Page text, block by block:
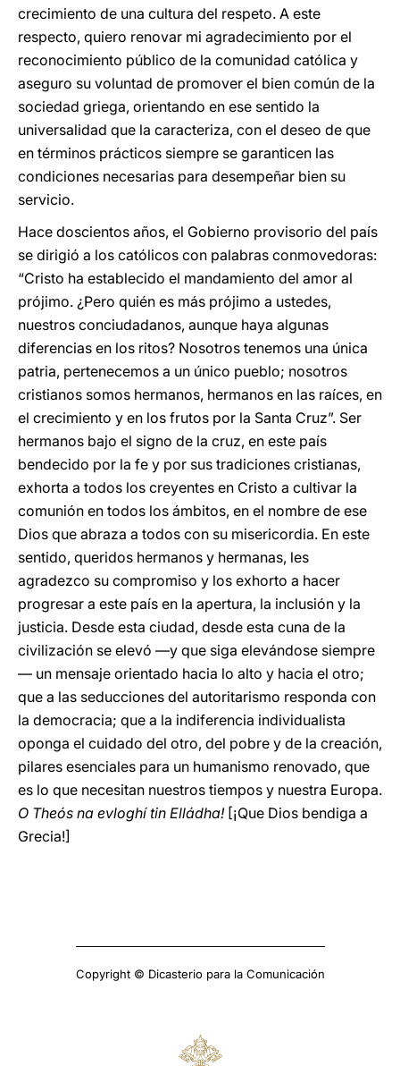
crecimiento de una cultura del respeto. A este
respecto, quiero renovar mi agradecimiento por el
reconocimiento público de la comunidad católica y
aseguro su voluntad de promover el bien común de la
sociedad griega, orientando en ese sentido la
universalidad que la caracteriza, con el deseo de que
en términos prácticos siempre se garanticen las
condiciones necesarias para desempeñar bien su
servicio.
Hace doscientos años, el Gobierno provisorio del país
se dirigió a los católicos con palabras conmovedoras:
“Cristo ha establecido el mandamiento del amor al
prójimo. ¿Pero quién es más prójimo a ustedes,
nuestros conciudadanos, aunque haya algunas
diferencias en los ritos? Nosotros tenemos una única
patria, pertenecemos a un único pueblo; nosotros
cristianos somos hermanos, hermanos en las raíces, en
el crecimiento y en los frutos por la Santa Cruz”. Ser
hermanos bajo el signo de la cruz, en este país
bendecido por la fe y por sus tradiciones cristianas,
exhorta a todos los creyentes en Cristo a cultivar la
comunión en todos los ámbitos, en el nombre de ese
Dios que abraza a todos con su misericordia. En este
sentido, queridos hermanos y hermanas, les
agradezco su compromiso y los exhorto a hacer
progresar a este país en la apertura, la inclusión y la
justicia. Desde esta ciudad, desde esta cuna de la
civilización se elevó —y que siga elevándose siempre
— un mensaje orientado hacia lo alto y hacia el otro;
que a las seducciones del autoritarismo responda con
la democracia; que a la indiferencia individualista
oponga el cuidado del otro, del pobre y de la creación,
pilares esenciales para un humanismo renovado, que
es lo que necesitan nuestros tiempos y nuestra Europa.
O Theós na evloghí tin Elládha![¡Que Dios bendiga a
Grecia!]
Copyright © Dicasterio para la Comunicación